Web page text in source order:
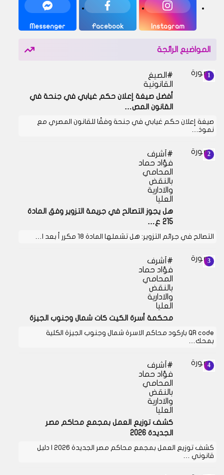
Instagram
Facebook
Messenger
المواضيع الرائجة
الصيغ
القانونية
أفضل صيغة إعلان حكم غيابي في جنحة في
القانون المص…
صيغة إعلان حكم غيابي في جنحة وفقًا للقانون المصري مع
نموذ…
أشرف
فؤاد حماد
المحامي
بالنقض
والادارية
العليا
هل يجوز التصالح في جريمة التزوير وفق المادة
215 ع…
التصالح في جرائم التزوير: هل تشملها المادة 18 مكرر أ بعد ا…
أشرف
فؤاد حماد
المحامي
بالنقض
والادارية
العليا
محكمة أسرة الكيت كات شمال وجنوب الجيزة
QR code باركود محاكم الاسرة شمال وجنوب الجيزة الكلية
بمحك…
أشرف
فؤاد حماد
المحامي
بالنقض
والادارية
العليا
كشف توزيع العمل بمجمع محاكم مصر
الجديدة 2026
كشف توزيع العمل بمجمع محاكم مصر الجديدة 2026 | دليل
قانوني …